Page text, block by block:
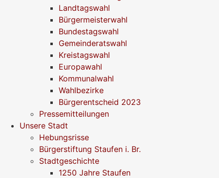
Landtagswahl
Bürgermeisterwahl
Bundestagswahl
Gemeinderatswahl
Kreistagswahl
Europawahl
Kommunalwahl
Wahlbezirke
Bürgerentscheid 2023
Pressemitteilungen
Unsere Stadt
Hebungsrisse
Bürgerstiftung Staufen i. Br.
Stadtgeschichte
1250 Jahre Staufen